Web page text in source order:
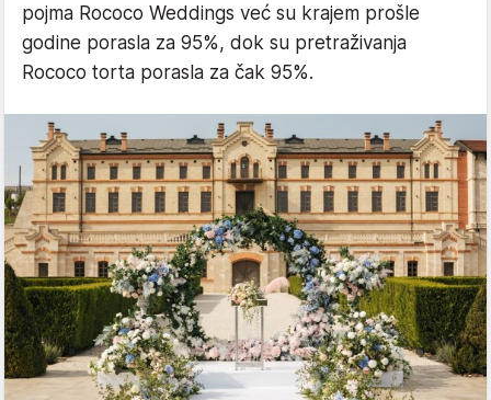
pojma Rococo Weddings već su krajem prošle
godine porasla za 95%, dok su pretraživanja
Rococo torta porasla za čak 95%.